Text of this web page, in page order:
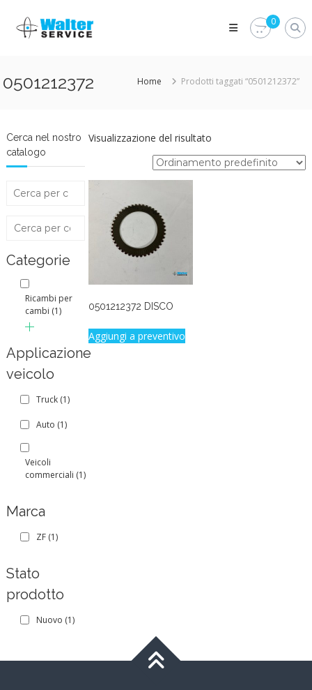
content
Walter
Service
parti
veicolo?
Vieni
Srl
0
0501212372 Home Prodotti taggati “0501212372”
Visualizzazione del risultato
0501212372 DISCO
Aggiungi a preventivo
Cerca nel nostro
catalogo
Categorie
Ricambi per
cambi (1)
Applicazione
veicolo
Truck (1)
Auto (1)
Veicoli
commerciali (1)
Marca
ZF (1)
Stato
prodotto
Nuovo (1)